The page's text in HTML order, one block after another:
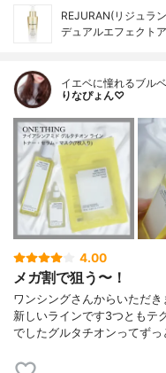
REJURAN(リジュラ
デュアルエフェクト
イエベに憧れるブルベ
りなぴょん♡
4.00
メガ割で狙う〜！
ワンシングさんからいただ
新しいラインです3つともテ
でしたグルタチオンってず